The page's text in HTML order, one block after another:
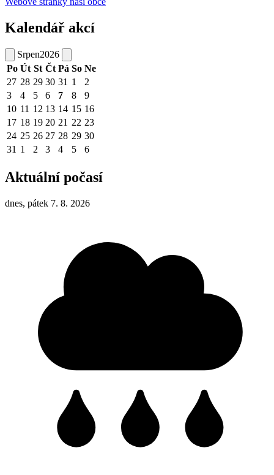
Kalendář akcí
Srpen2026
Po Út St Čt Pá So Ne
27 28 29 30 31 1
2
3
4 5 6 7 8
9
10 11 12 13 14 15 16
17 18 19 20 21 22 23
24 25 26 27 28 29 30
31 1 2 3 4 5 6
Aktuální počasí
dnes, pátek 7. 8. 2026